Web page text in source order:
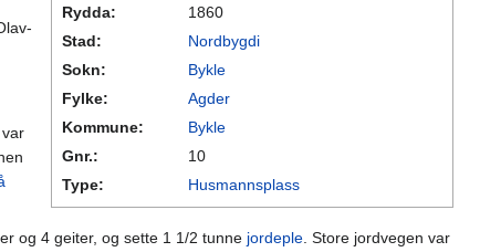
Rydda:
1860
Stad:
Nordbygdi
Sokn:
Bykle
Fylke:
Agder
Kommune:
Bykle
Gnr.:
10
Type:
Husmannsplass
og 4 geiter, og sette 1 1/2 tunne jordeple. Store jordvegen var